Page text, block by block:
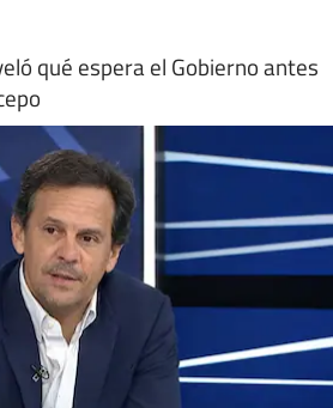
qué espera el Gobierno antes